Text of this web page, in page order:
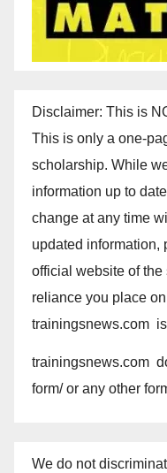
Disclaimer: This is
This is only a one-
scholarship. While
information up to
change at any time
updated information,
official website of
reliance you place
trainingsnews.com
trainingsnews.com
form/ or any other
We do not